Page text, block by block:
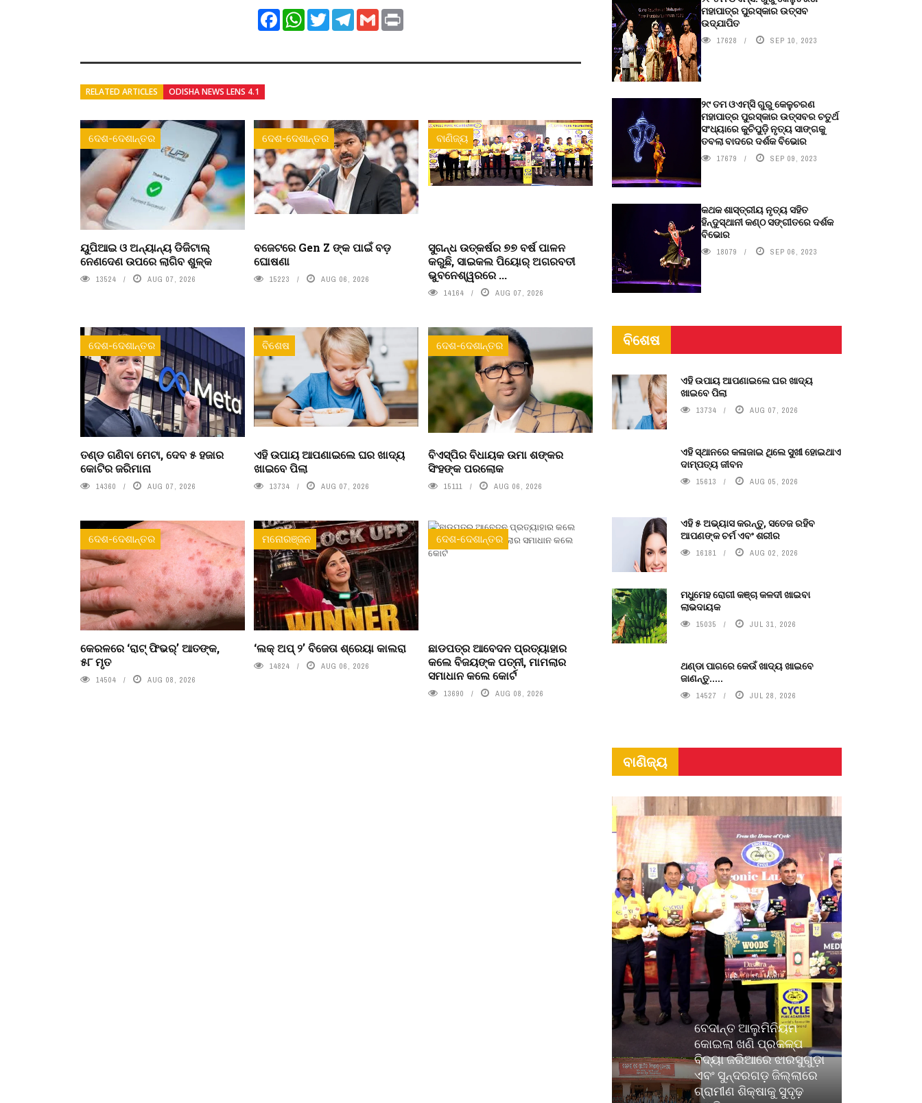
FacebookWhatsApp
TwitterTelegram
Gmail
RELATED ARTICLES ODISHA NEWS LENS 4.1
ଦେଶ-ଦେଶାନ୍ତର
ୟୁପିଆଇ ଓ ଅନ୍ୟାନ୍ୟ ଡିଜିଟାଲ୍
ନେଣଦେଣ ଉପରେ ଲାଗିବ ଶୁଳ୍କ
13524 AUG 07, 2026
ଦେଶ-ଦେଶାନ୍ତର
ବଜେଟରେ Gen Z ଙ୍କ ପାଇଁ ବଡ଼
ଘୋଷଣା
15223 AUG 06, 2026
ବାଣିଜ୍ୟ
ସୁଗନ୍ଧ ଉତ୍କର୍ଷର ୭୭ ବର୍ଷ ପାଳନ
କରୁଛି, ସାଇକଲ ପିୟୋର୍‌ ଅଗରବତୀ
ଭୁବନେଶ୍ୱରରେ ...
14164 AUG 07, 2026
ଦେଶ-ଦେଶାନ୍ତର
ତଣ୍ଡ ଗଣିବା ମେଟା, ଦେବ ୫ ହଜାର
କୋଟିର ଜରିମାନା
14360 AUG 07, 2026
ବିଶେଷ
ଏହି ଉପାୟ ଆପଣାଇଲେ ଘର ଖାଦ୍ୟ
ଖାଇବେ ପିଲା
13734 AUG 07, 2026
ଦେଶ-ଦେଶାନ୍ତର
ବିଏସ୍‌ପିର ବିଧାୟକ ଉମା ଶଙ୍କର
ସିଂହଙ୍କ ପରଲୋକ
15111 AUG 06, 2026
ଦେଶ-ଦେଶାନ୍ତର
କେରଳରେ ‘ରାଟ୍ ଫିଭର୍’ ଆତଙ୍କ,
୫୮ ମୃତ
14504 AUG 08, 2026
ମନୋରଞ୍ଜନ
‘ଲକ୍ ଅପ୍ ୨’ ବିଜେତା ଶ୍ରେୟା କାଲରା
14824 AUG 06, 2026
ଦେଶ-ଦେଶାନ୍ତର
ଛାଡପତ୍ର ଆବେଦନ ପ୍ରତ୍ୟାହାର
କଲେ ବିଜୟଙ୍କ ପତ୍ନୀ, ମାମଲାର
ସମାଧାନ କଲେ କୋର୍ଟ
13690 AUG 08, 2026
ମହାପାତ୍ର ପୁରସ୍କାର ଉତ୍ସବ
ଉଦ୍‍ଯାପିତ
17628 SEP 10, 2023
୨୯ ତମ ଓଏମ୍‌ସି ଗୁରୁ କେଳୁଚରଣ
ମହାପାତ୍ର ପୁରସ୍କାର ଉତ୍ସବର ଚତୁର୍ଥ
ସଂଧ୍ୟାରେ କୁଚିପୁଡ଼ି ନୃତ୍ୟ ସାଙ୍ଗକୁ
ତବଲା ବାଦରେ ଦର୍ଶକ ବିଭୋର
17679 SEP 09, 2023
କଥକ ଶାସ୍ତ୍ରୀୟ ନୃତ୍ୟ ସହିତ
ହିନ୍ଦୁସ୍ଥାନୀ କଣ୍ଠ ସଙ୍ଗୀତରେ ଦର୍ଶକ
ବିଭୋର
18079 SEP 06, 2023
ବିଶେଷ
ଏହି ଉପାୟ ଆପଣାଇଲେ ଘର ଖାଦ୍ୟ
ଖାଇବେ ପିଲା
13734 AUG 07, 2026
ଏହି ସ୍ଥାନରେ କଳାଜାଇ ଥିଲେ ସୁଖୀ ହୋଇଥାଏ
ଦାମ୍ପତ୍ୟ ଜୀବନ
15613 AUG 05, 2026
ଏହି ୫ ଅଭ୍ୟାସ କରନ୍ତୁ, ସତେଜ ରହିବ
ଆପଣଙ୍କ ଚର୍ମ ଏବଂ ଶରୀର
16181 AUG 02, 2026
ମଧୁମେହ ରୋଗୀ କଞ୍ଚା କଳଦୀ ଖାଇବା
ଲାଭଦାୟକ
15035 JUL 31, 2026
ଥଣ୍ଡା ପାଗରେ କେଉଁ ଖାଦ୍ୟ ଖାଇବେ
ଜାଣନ୍ତୁ.....
14527 JUL 28, 2026
ବାଣିଜ୍ୟ
ବେଦାନ୍ତ ଆଲୁମିନିୟମ
କୋଇଲା ଖଣି ପ୍ରକଳ୍ପ
ବିଦ୍ୟା ଜରିଆରେ ଝାରସୁଗୁଡ଼ା
ଏବଂ ସୁନ୍ଦରଗଡ଼ ଜିଲ୍ଲାରେ
ଗ୍ରାମୀଣ ଶିକ୍ଷାକୁ ସୁଦୃଢ଼